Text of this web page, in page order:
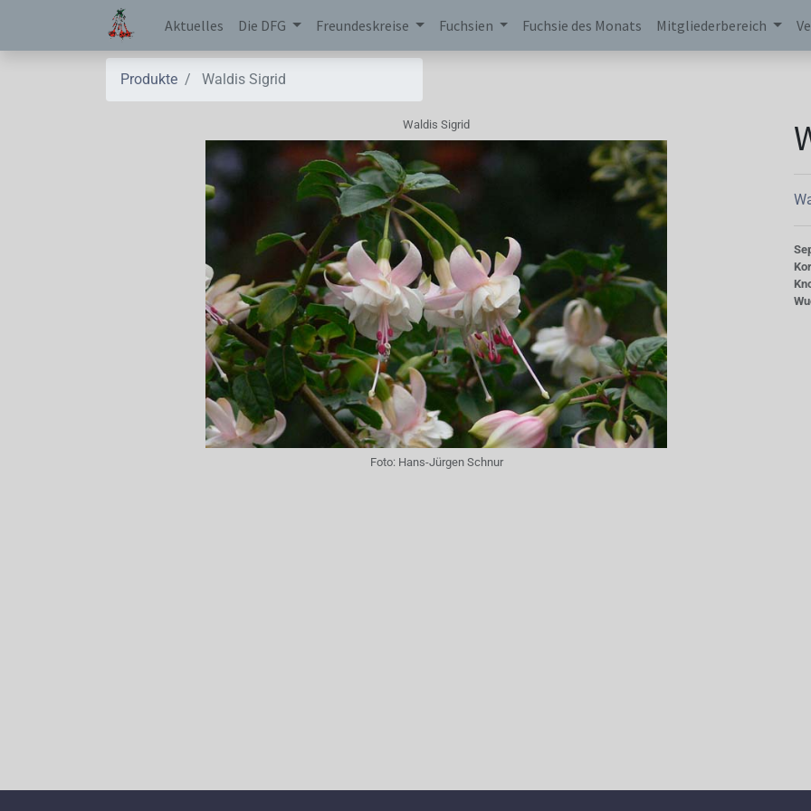
Aktuelles Die DFG Freundeskreise Fuchsien Fuchsie des Monats Mitgliederbereich
Produkte Waldis Sigrid
Waldis Sigrid
Foto: Hans-Jürgen Schnur